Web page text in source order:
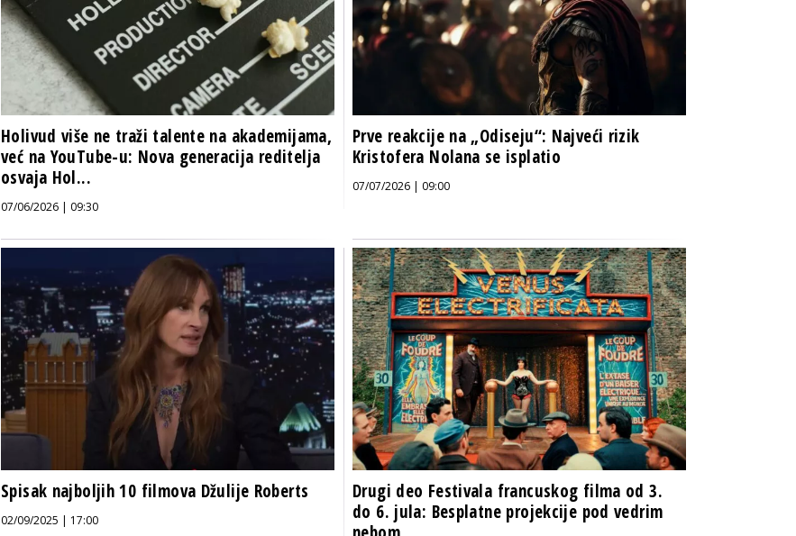
Holivud više ne traži talente na akademijama,
već na YouTube-u: Nova generacija reditelja
osvaja Hol...
07/06/2026 | 09:30
Prve reakcije na „Odiseju“: Najveći rizik
Kristofera Nolana se isplatio
07/07/2026 | 09:00
Spisak najboljih 10 filmova Džulije Roberts
02/09/2025 | 17:00
Drugi deo Festivala francuskog filma od 3.
do 6. jula: Besplatne projekcije pod vedrim